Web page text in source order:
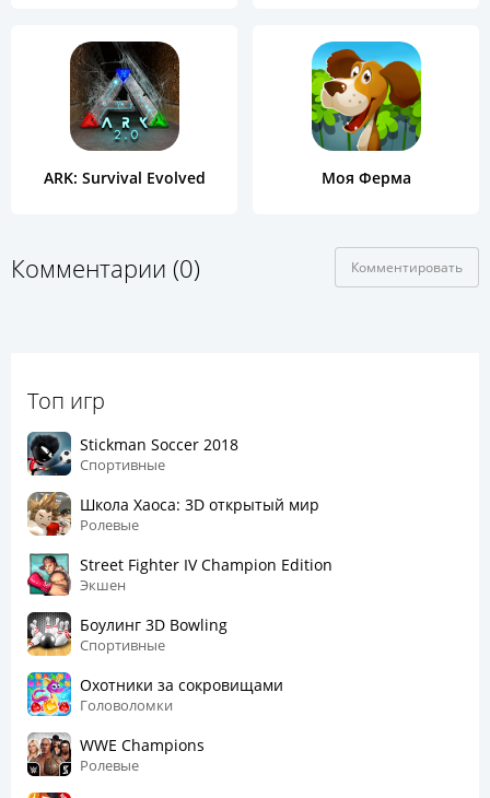
ARK: Survival Evolved Моя Ферма
Комментарии (0) Комментировать
Топ игр
Stickman Soccer 2018
Спортивные
Школа Хаоса: 3D открытый мир
Ролевые
Street Fighter IV Champion Edition
Экшен
Боулинг 3D Bowling
Спортивные
Охотники за сокровищами
Головоломки
WWE Champions
Ролевые